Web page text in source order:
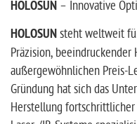
HOLOSUN – Innovative
HOLOSUNsteht weltweit
Präzision,
außergewöhnlichen Preis-
Gründung hat sich das
Herstellung